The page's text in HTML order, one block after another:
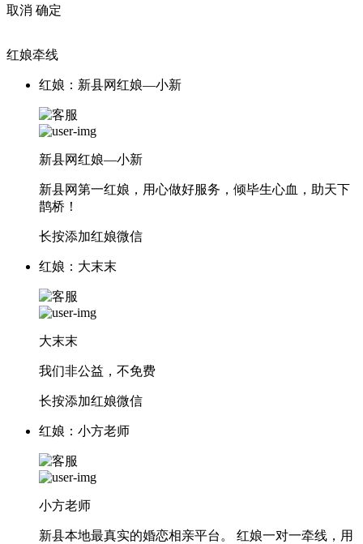
取消 确定
红娘牵线
红娘：新县网红娘—小新
新县网红娘—小新
新县网第一红娘，用心做好服务，倾毕生心血，助天下
鹊桥！
长按添加红娘微信
红娘：大末末
大末末
我们非公益，不免费
长按添加红娘微信
红娘：小方老师
小方老师
新县本地最真实的婚恋相亲平台。 红娘一对一牵线，用